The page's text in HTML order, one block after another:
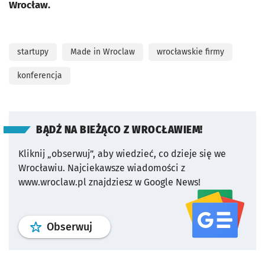
Wrocław.
startupy Made in Wroclaw wrocławskie firmy
konferencja
BĄDŹ NA BIEŻĄCO Z WROCŁAWIEM!
Kliknij „obserwuj”, aby wiedzieć, co dzieje się we
Wrocławiu. Najciekawsze wiadomości z
www.wroclaw.pl znajdziesz w Google News!
Obserwuj profil serwisu